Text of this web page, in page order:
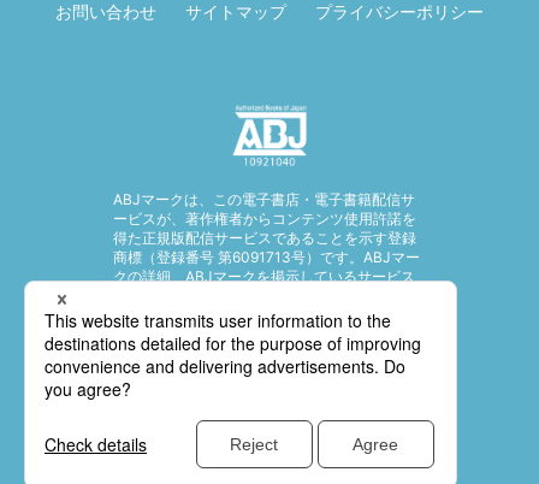
お問い合わせ サイトマップ プライバシーポリシー
ABJマークは、この電子書店・電子書籍配信サ
ービスが、著作権者からコンテンツ使用許諾を
得た正規版配信サービスであることを示す登録
商標（登録番号 第6091713号）です。ABJマー
クの詳細、ABJマークを掲示しているサービス
© SHUEISHA Inc. All rights reserved.